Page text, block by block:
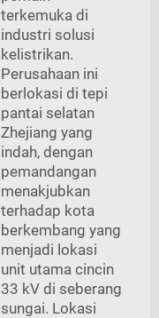
terkemuka di
industri solusi
kelistrikan.
Perusahaan ini
berlokasi di tepi
pantai selatan
Zhejiang yang
indah, dengan
pemandangan
menakjubkan
terhadap kota
berkembang yang
menjadi lokasi
unit utama cincin
33 kV di seberang
sungai. Lokasi